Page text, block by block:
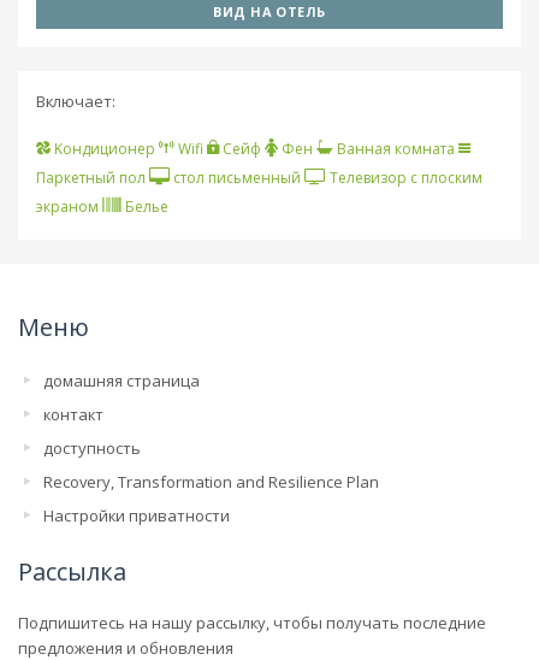
ВИД НА ОТЕЛЬ
Включает:
Kондиционер Wifi Сейф Фен
Ванная комната
Паркетный пол
стол письменный
Телевизор с плоским
экраном
Белье
Меню
домашняя страница
контакт
доступность
Recovery, Transformation and Resilience Plan
Настройки приватности
Рассылка
Подпишитесь на нашу рассылку, чтобы получать последние
предложения и обновления